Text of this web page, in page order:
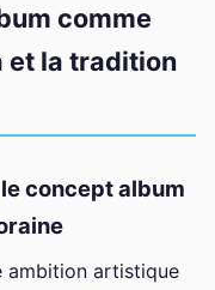
comme
et la tradition
concept album
ambition artistique